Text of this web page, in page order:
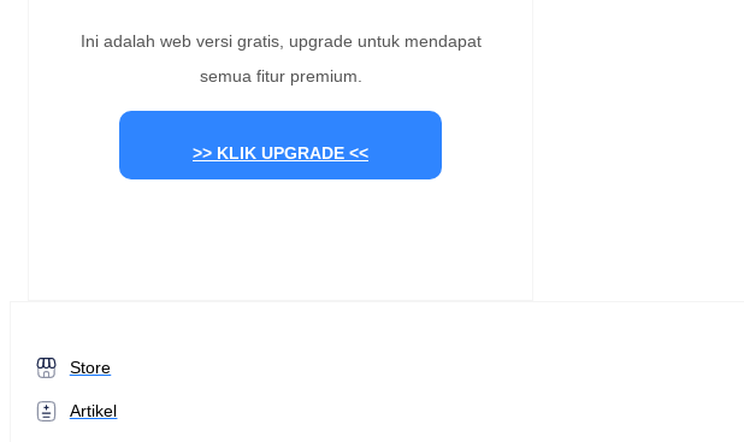
Ini adalah web versi gratis, upgrade untuk mendapat
semua fitur premium.
>> KLIK UPGRADE <<
Store
Artikel